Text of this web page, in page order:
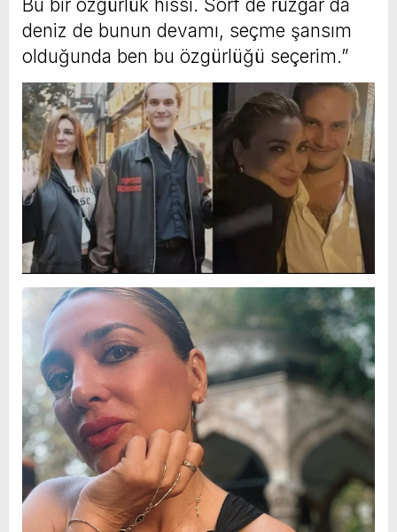
Bu bir özgürlük hissi. Sörf de rüzgar da
deniz de bunun devamı, seçme şansım
olduğunda ben bu özgürlüğü seçerim.”